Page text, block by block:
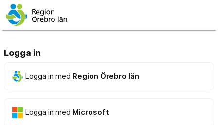
Logga in
Logga in med Region Örebro län
Logga in med Microsoft